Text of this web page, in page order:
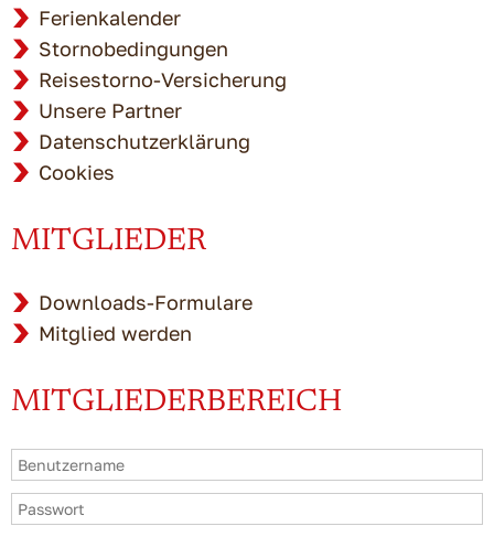
Ferienkalender
Stornobedingungen
Reisestorno-Versicherung
Unsere Partner
Datenschutzerklärung
Cookies
MITGLIEDER
Downloads-Formulare
Mitglied werden
MITGLIEDERBEREICH